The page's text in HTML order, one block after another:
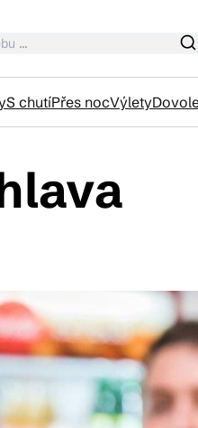
S chutíPřes nocVýlety
Kalendář akcí
Články
Suvenýry